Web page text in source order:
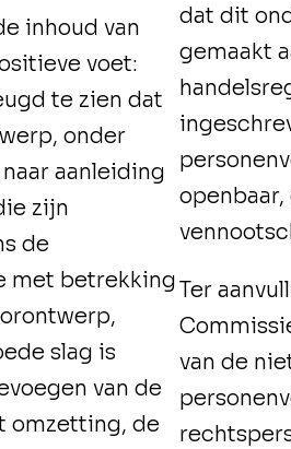
inhoud van
voet:
te zien dat
onder
aanleiding
zijn
de
met betrekking
slag is
van de
omzetting, de
dat dit
gemaakt
Ter
van de